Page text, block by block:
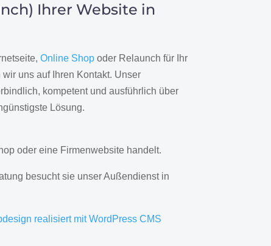
Ihrer Website in
Online Shopoder Relaunch für Ihr
uns auf Ihren Kontakt. Unser
kompetent und ausführlich über
Lösung.
oder eine Firmenwebsite handelt.
besucht sie unser Außendienst in
realisiert mit WordPress CMS